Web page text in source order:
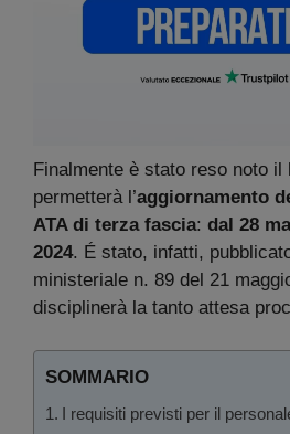
Finalmente è stato reso noto
permetterà l’aggiornamento
ATA di terza fascia: dal 28
2024. É stato, infatti,
ministeriale n. 89 del 21
disciplinerà la tanto attesa
SOMMARIO
I requisiti previsti per il